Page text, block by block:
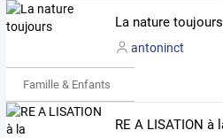
La nature toujours
antoninct
Famille & Enfants